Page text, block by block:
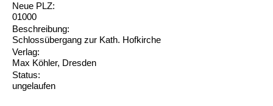
Neue PLZ:
01000
Beschreibung:
Schlossübergang zur Kath. Hofkirche
Verlag:
Max Köhler, Dresden
Status:
ungelaufen